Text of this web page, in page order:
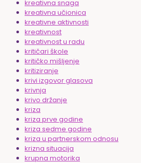
kreativna snaga
kreativna učionica
kreativne aktivnosti
kreativnost
kreativnost u radu
kritičari škole
kritičko mišljenje
kritiziranje
krivi izgovor glasova
krivnja
krivo držanje
kriza
kriza prve godine
kriza sedme godine
kriza u partnerskom odnosu
krizna situacija
krupna motorika